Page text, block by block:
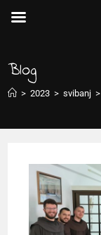
Blog
> 2023 > svibanj >